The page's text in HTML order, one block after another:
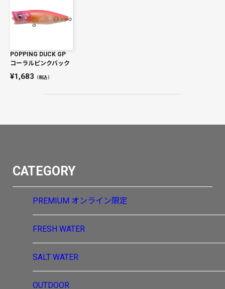
POPPING DUCK GP
コーラルピンクバック
1,683 （税込）
CATEGORY
PREMIUM オンライン限定
FRESH WATER
SALT WATER
OUTDOOR